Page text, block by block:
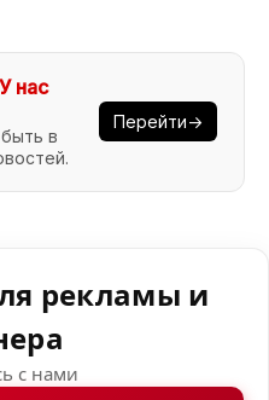
нас
в
Перейти→
рекламы и
с нами